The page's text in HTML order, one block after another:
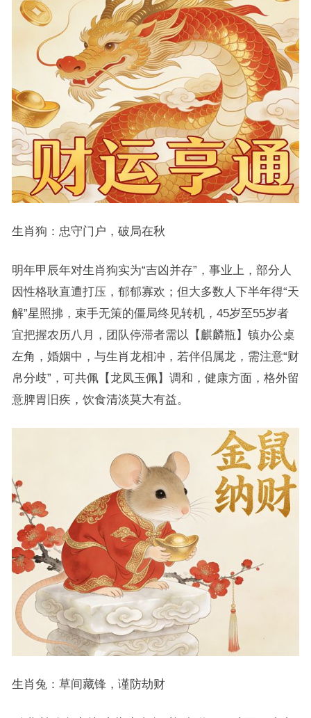
生肖狗：忠守门户，破局在秋
明年甲辰年对生肖狗实为“吉凶并存”，事业上，部分人
因性格耿直遭打压，郁郁寡欢；但大多数人下半年得“天
解”星照拂，束手无策的僵局终见转机，45岁至55岁者
宜把握农历八月，团队停滞者需以【麒麟瓶】镇办公桌
左角，婚姻中，与生肖龙相冲，若伴侣属龙，需注意“财
帛分歧”，可共佩【龙凤玉佩】调和，健康方面，格外留
意脾胃旧疾，饮食清淡莫大有益。
生肖兔：草间藏锋，谨防劫财